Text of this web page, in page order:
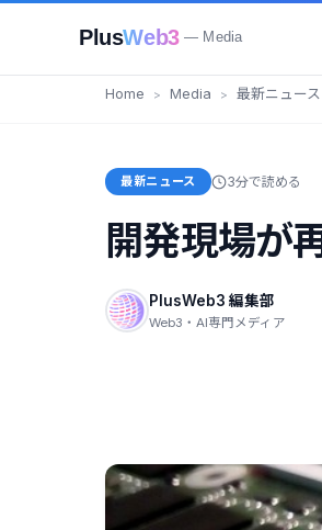
PlusWeb3 — Media
Home Media 最新ニュース
最新ニュース 3分で読める
開発現場が
PlusWeb3 編集部
Web3・AI専門メディア